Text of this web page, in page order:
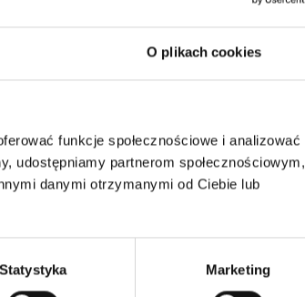
O plikach cookies
funkcje społecznościowe i analizować
udostępniamy partnerom społecznościowym,
danymi otrzymanymi od Ciebie lub
Statystyka Marketing
Engine
Drivetrain
All
Category